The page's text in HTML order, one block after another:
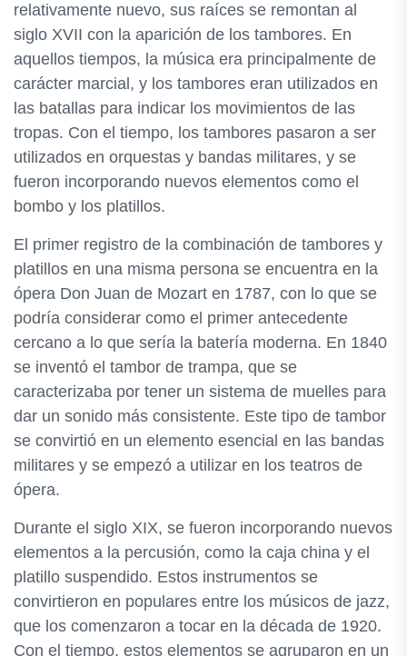
relativamente nuevo, sus raíces se remontan al
siglo XVII con la aparición de los tambores. En
aquellos tiempos, la música era principalmente de
carácter marcial, y los tambores eran utilizados en
las batallas para indicar los movimientos de las
tropas. Con el tiempo, los tambores pasaron a ser
utilizados en orquestas y bandas militares, y se
fueron incorporando nuevos elementos como el
bombo y los platillos.
El primer registro de la combinación de tambores y
platillos en una misma persona se encuentra en la
ópera Don Juan de Mozart en 1787, con lo que se
podría considerar como el primer antecedente
cercano a lo que sería la batería moderna. En 1840
se inventó el tambor de trampa, que se
caracterizaba por tener un sistema de muelles para
dar un sonido más consistente. Este tipo de tambor
se convirtió en un elemento esencial en las bandas
militares y se empezó a utilizar en los teatros de
ópera.
Durante el siglo XIX, se fueron incorporando nuevos
elementos a la percusión, como la caja china y el
platillo suspendido. Estos instrumentos se
convirtieron en populares entre los músicos de jazz,
que los comenzaron a tocar en la década de 1920.
Con el tiempo, estos elementos se agruparon en un